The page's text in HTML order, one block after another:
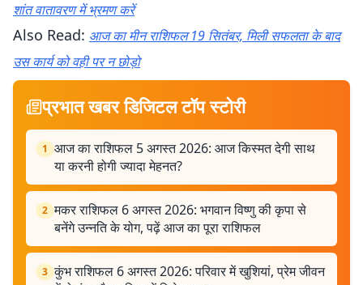
शांत वातावरण में भ्रमण करें
Also Read: आज का मीन राशिफल 19 सितंबर, मिली सफलता के बाद
उस कार्य को वही पर न छोड़ो
प्रभात खबर डिजिटल टॉप स्टोरी
1 आज का राशिफल 5 अगस्त 2026: आज किस्मत देगी साथ
या करनी होगी ज्यादा मेहनत?
2 मकर राशिफल 6 अगस्त 2026: भगवान विष्णु की कृपा से
बनेंगे उन्नति के योग, पढ़ें आज का पूरा राशिफल
3 कुंभ राशिफल 6 अगस्त 2026: परिवार में खुशियां, प्रेम जीवन